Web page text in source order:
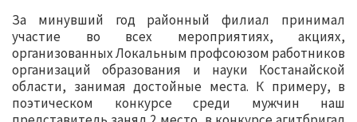
За минувший год районный филиал принимал
участие во всех мероприятиях, акциях,
организованных Локальным профсоюзом работников
организаций образования и науки Костанайской
области, занимая достойные места. К примеру, в
поэтическом конкурсе среди мужчин наш